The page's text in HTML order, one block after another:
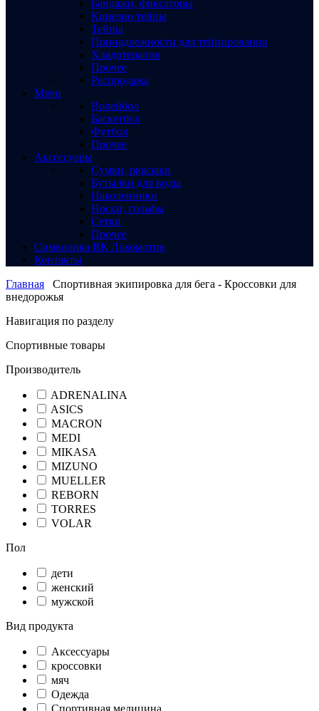
Бандажи, фиксаторы
Кинезио тейпы
Тейпы
Принадлежности для тейпирования
Хладотерапия
Прочее
Распродажа
Мячи
Волейбол
Баскетбол
Футбол
Прочее
Аксессуары
Сумки, рюкзаки
Бутылки для воды
Наколенники
Носки, гольфы
Сетки
Прочее
Символика ВК Локомотив
Контакты
Главная
Спортивная экипировка для бега - Кроссовки для
внедорожья
Навигация по разделу
Спортивные товары
Производитель
ADRENALINA
ASICS
MACRON
MEDI
MIKASA
MIZUNO
MUELLER
REBORN
TORRES
VOLAR
Пол
дети
женский
мужской
Вид продукта
Аксессуары
кроссовки
мяч
Одежда